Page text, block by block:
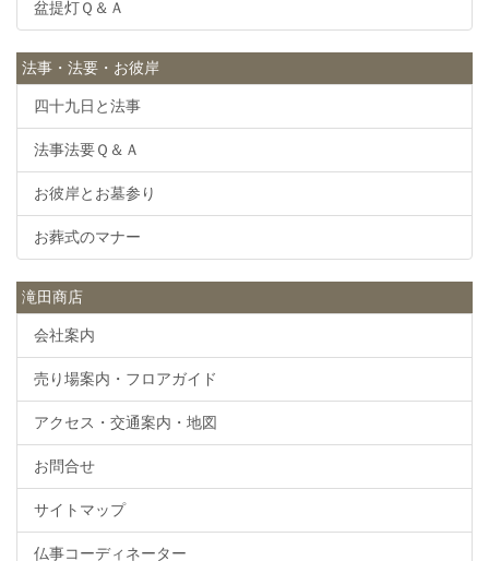
盆提灯Ｑ＆Ａ
法事・法要・お彼岸
四十九日と法事
法事法要Ｑ＆Ａ
お彼岸とお墓参り
お葬式のマナー
滝田商店
会社案内
売り場案内・フロアガイド
アクセス・交通案内・地図
お問合せ
サイトマップ
仏事コーディネーター